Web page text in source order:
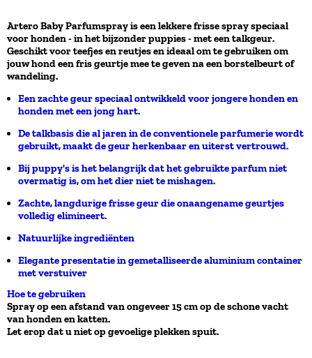
Artero Baby Parfumsprayis een lekkere frisse spray speciaal
voor honden - in het bijzonder puppies - met een talkgeur.
Geschikt voor teefjes en reutjes en ideaal om te gebruiken om
jouw hond een fris geurtje mee te geven na een borstelbeurt of
wandeling.
Een zachte geur speciaal ontwikkeld voor jongere honden en
honden met een jong hart.
De talkbasis die al jaren in de conventionele parfumerie wordt
gebruikt, maakt de geur herkenbaar en uiterst vertrouwd.
Bij puppy's is het belangrijk dat het gebruikte parfum niet
overmatig is, om het dier niet te mishagen.
Zachte, langdurige frisse geur die onaangename geurtjes
volledig elimineert.
Natuurlijke ingrediënten
Elegante presentatie in gemetalliseerde aluminium container
met verstuiver
Hoe te gebruiken
Spray op een afstand van ongeveer 15 cm op de schone vacht
van honden en katten.
Let erop dat u niet op gevoelige plekken spuit.